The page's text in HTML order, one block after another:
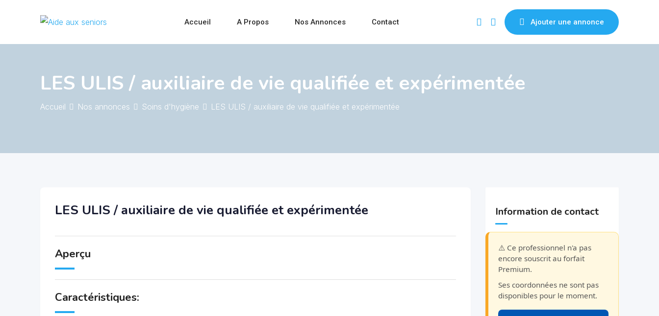
Accueil A Propos Nos Annonces Contact Ajouter une annonce
LES ULIS / auxiliaire de vie qualifiée et expérimentée
Accueil Nos annonces Soins d'hygiène LES ULIS / auxiliaire de vie qualifiée et expérimentée
LES ULIS / auxiliaire de vie qualifiée et expérimentée
Aperçu
Caractéristiques:
Information de contact
⚠️ Ce professionnel n'a pas
encore souscrit au forfait
Premium.
Ses coordonnées ne sont pas
disponibles pour le moment.